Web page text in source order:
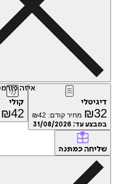
איזה פורמט בא
₪ מחיר קודם: ₪42
עד:31/08/2026
₪ 42
כמתנה